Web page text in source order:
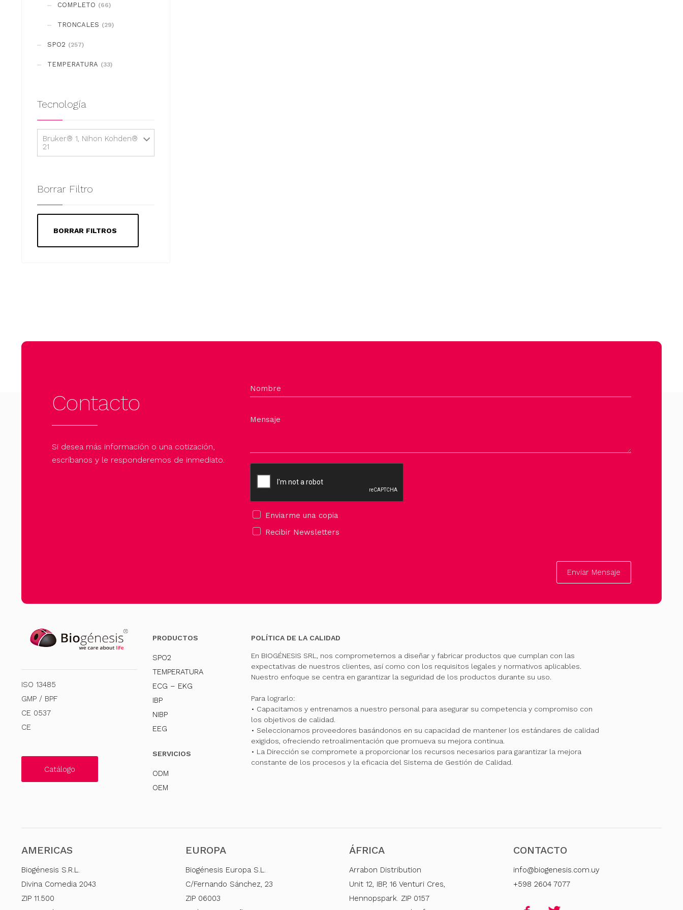
COMPLETO (66)
TRONCALES (29)
SPO2 (257)
TEMPERATURA (33)
Tecnología
Bruker® 1, Nihon Kohden®
21
Borrar Filtro
BORRAR FILTROS
Contacto
Si desea más información o una cotización,
escríbanos y le responderemos de inmediato.
Nombre
Mensaje
Enviarme una copia
Recibir Newsletters
Enviar Mensaje
ISO 13485
GMP / BPF
CE 0537
CE
Catálogo
PRODUCTOS
SPO2
TEMPERATURA
ECG – EKG
IBP
NIBP
EEG
SERVICIOS
ODM
OEM
POLÍTICA DE LA CALIDAD
En BIOGÉNESIS SRL, nos comprometemos a diseñar y fabricar productos que cumplan con las
expectativas de nuestros clientes, así como con los requisitos legales y normativos aplicables.
Nuestro enfoque se centra en garantizar la seguridad de los productos durante su uso.
Para lograrlo:
• Capacitamos y entrenamos a nuestro personal para asegurar su competencia y compromiso con
los objetivos de calidad.
• Seleccionamos proveedores basándonos en su capacidad de mantener los estándares de calidad
exigidos, ofreciendo retroalimentación que promueva su mejora continua.
• La Dirección se compromete a proporcionar los recursos necesarios para garantizar la mejora
constante de los procesos y la eficacia del Sistema de Gestión de Calidad.
AMERICAS
Biogénesis S.R.L.
Divina Comedia 2043
ZIP 11.500
EUROPA
Biogénesis Europa S.L.
C/Fernando Sánchez, 23
ZIP 06003
ÁFRICA
Arrabon Distribution
Unit 12, IBP, 16 Venturi Cres,
Hennopspark. ZIP 0157
CONTACTO
info@biogenesis.com.uy
+598 2604 7077